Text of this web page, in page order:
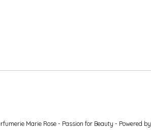
Marie Rose - Passion for Beauty - Powered by